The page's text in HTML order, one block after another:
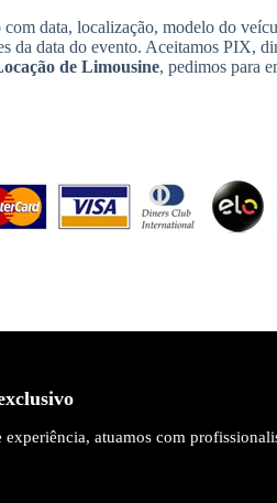
data, localização, modelo do
da data do evento. Aceitamos PIX,
de Limousine, pedimos para
experiência, atuamos com